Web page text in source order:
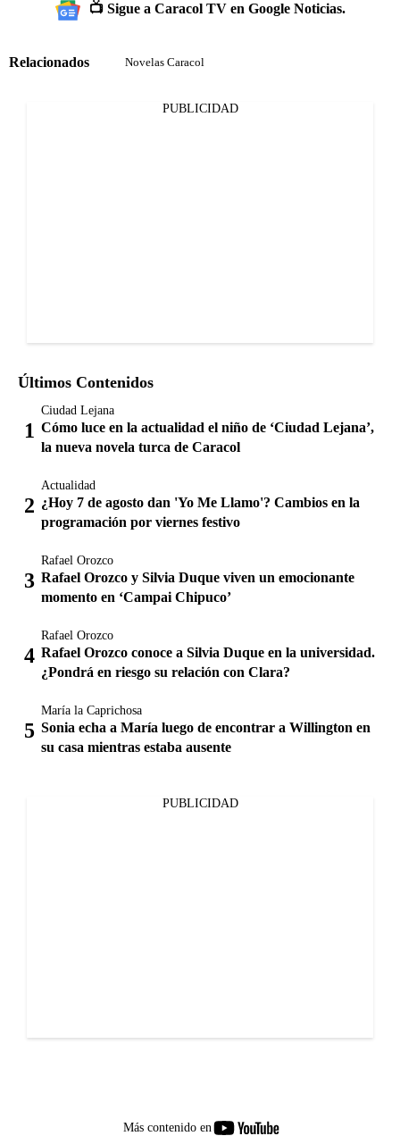
📺 Sigue a Caracol TV en Google Noticias.
Relacionados Novelas Caracol
PUBLICIDAD
Últimos Contenidos
Ciudad Lejana
Cómo luce en la actualidad el niño de ‘Ciudad Lejana’,
la nueva novela turca de Caracol
Actualidad
¿Hoy 7 de agosto dan 'Yo Me Llamo'? Cambios en la
programación por viernes festivo
Rafael Orozco
Rafael Orozco y Silvia Duque viven un emocionante
momento en ‘Campai Chipuco’
Rafael Orozco
Rafael Orozco conoce a Silvia Duque en la universidad.
¿Pondrá en riesgo su relación con Clara?
María la Caprichosa
Sonia echa a María luego de encontrar a Willington en
su casa mientras estaba ausente
PUBLICIDAD
Más contenido en youtube-